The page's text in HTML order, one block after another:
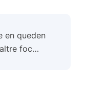
en queden
foc…